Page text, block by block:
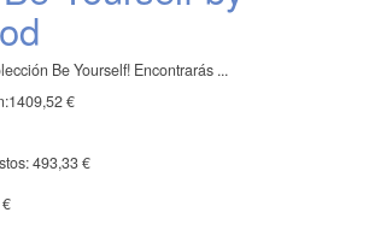
Be Yourself! Encontrarás ...
1409,52 €
493,33 €